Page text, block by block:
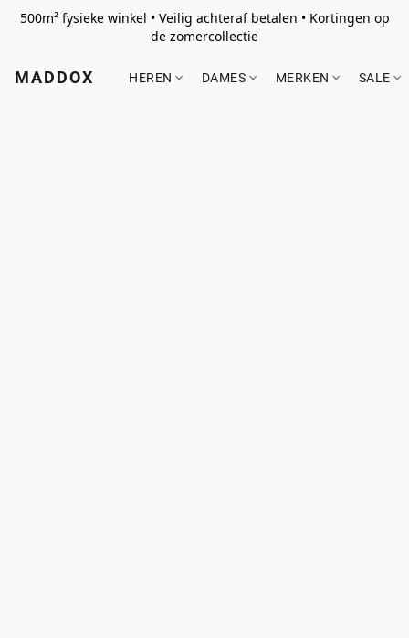
500m² fysieke winkel • Veilig achteraf betalen • Kortingen op
de zomercollectie
MADDOX HEREN DAMES MERKEN SALE